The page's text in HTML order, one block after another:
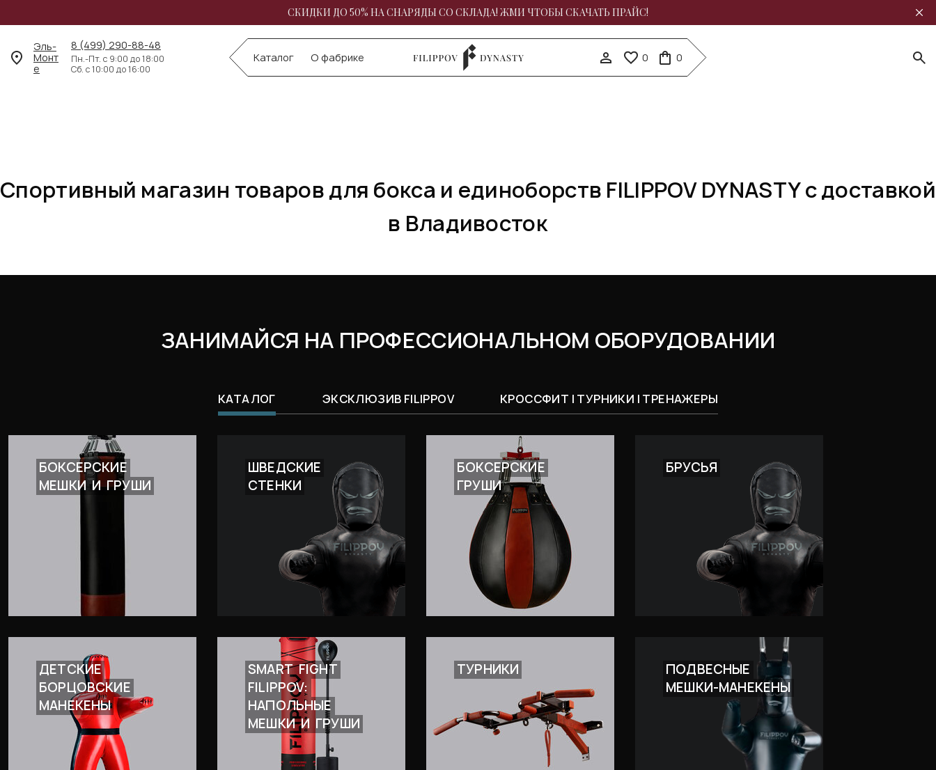
СКИДКИ ДО 50% НА СНАРЯДЫ СО СКЛАДА! ЖМИ ЧТОБЫ СКАЧАТЬ ПРАЙС!
Эль-
Монт
е
8 (499) 290-88-48
Пн.-Пт. с 9:00 до 18:00
Сб. с 10:00 до 16:00
Каталог О фабрике 0 0
Спортивный магазин товаров для бокса и единоборств FILIPPOV DYNASTY с доставкой
в Владивосток
ЗАНИМАЙСЯ НА ПРОФЕССИОНАЛЬНОМ ОБОРУДОВАНИИ
КАТАЛОГ ЭКСКЛЮЗИВ FILIPPOV КРОССФИТ | ТУРНИКИ | ТРЕНАЖЕРЫ
БОКСЕРСКИЕ
МЕШКИ И ГРУШИ
ШВЕДСКИЕ
СТЕНКИ
БОКСЕРСКИЕ
ГРУШИ
БРУСЬЯ
ДЕТСКИЕ
БОРЦОВСКИЕ
МАНЕКЕНЫ
SMART FIGHT
FILIPPOV:
НАПОЛЬНЫЕ
МЕШКИ И ГРУШИ
ТУРНИКИ
ПОДВЕСНЫЕ
МЕШКИ-МАНЕКЕНЫ